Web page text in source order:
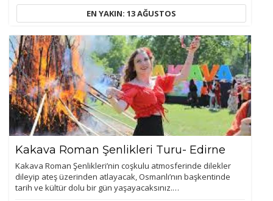
EN YAKIN: 13 AĞUSTOS
Kakava Roman Şenlikleri Turu- Edirne
Kakava Roman Şenlikleri’nin coşkulu atmosferinde dilekler
dileyip ateş üzerinden atlayacak, Osmanlı’nın başkentinde
tarih ve kültür dolu bir gün yaşayacaksınız.…